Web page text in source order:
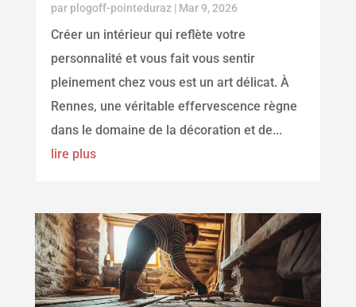
par plogoff-pointeduraz| Mar 9, 2026
Créer un intérieur qui reflète votre
personnalité et vous fait vous sentir
pleinement chez vous est un art délicat. À
Rennes, une véritable effervescence règne
dans le domaine de la décoration et de...
lire plus